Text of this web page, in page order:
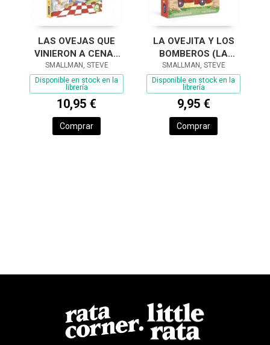
LAS OVEJAS QUE
VINIERON A CENAR
(LA OVEJITA QUE
VINO A CENAR.
LIBRO DE CARTÓN)
SMALLMAN, STEVE
Disponible en stock en la
librería
10,95 €
Comprar
LA OVEJITA Y LOS
BOMBEROS (LA
OVEJITA QUE VINO A
CENAR. LIBRO DE
CARTÓN CON MECA
SMALLMAN, STEVE
Disponible en stock en la
librería
9,95 €
Comprar